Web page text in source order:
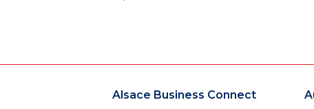
plateforme Alsachimie en
solutions innovantes en
Alsace Business Connect